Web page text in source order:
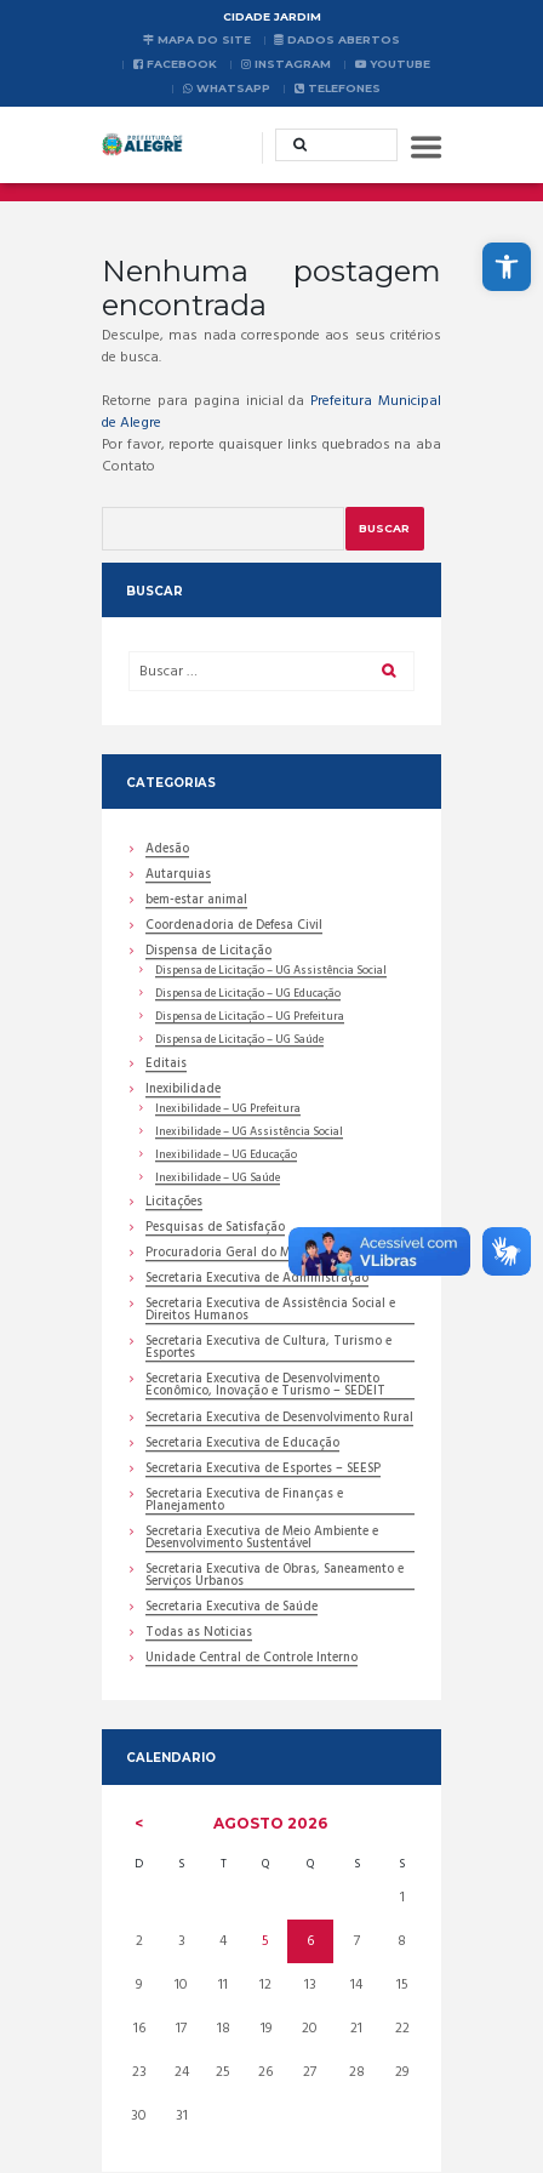
Abrir a barra de ferramentas
CIDADE JARDIM
MAPA DO SITE
DADOS ABERTOS
FACEBOOK
INSTAGRAM
YOUTUBE
WHATSAPP
TELEFONES
Nenhuma postagem
encontrada
Desculpe, mas nada corresponde aos seus critérios
de busca.
Retorne para pagina inicial da Prefeitura Municipal
de Alegre
Por favor, reporte quaisquer links quebrados na aba
Contato
BUSCAR
CATEGORIAS
Adesão
Autarquias
bem-estar animal
Coordenadoria de Defesa Civil
Dispensa de Licitação
Dispensa de Licitação – UG Assistência Social
Dispensa de Licitação – UG Educação
Dispensa de Licitação – UG Prefeitura
Dispensa de Licitação – UG Saúde
Editais
Inexibilidade
Inexibilidade – UG Prefeitura
Inexibilidade – UG Assistência Social
Inexibilidade – UG Educação
Inexibilidade – UG Saúde
Licitações
Pesquisas de Satisfação
Procuradoria Geral do Município
Secretaria Executiva de Administração
Secretaria Executiva de Assistência Social e
Direitos Humanos
Secretaria Executiva de Cultura, Turismo e
Esportes
Secretaria Executiva de Desenvolvimento
Econômico, Inovação e Turismo – SEDEIT
Secretaria Executiva de Desenvolvimento Rural
Secretaria Executiva de Educação
Secretaria Executiva de Esportes – SEESP
Secretaria Executiva de Finanças e
Planejamento
Secretaria Executiva de Meio Ambiente e
Desenvolvimento Sustentável
Secretaria Executiva de Obras, Saneamento e
Serviços Urbanos
Secretaria Executiva de Saúde
Todas as Noticias
Unidade Central de Controle Interno
CALENDARIO
AGOSTO2026
D S T Q Q S S
1
2
3 4 5 6 7
8
9
10 11 12 13 14
15
16
17 18 19 20 21
22
23
24 25 26 27 28
29
30
31